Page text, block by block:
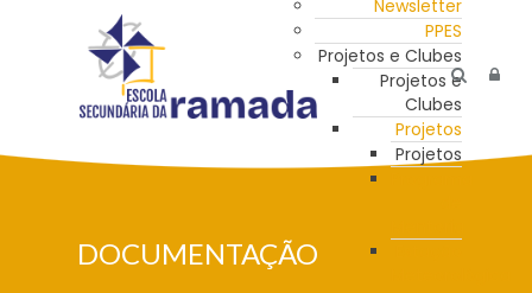
Newsletter
PPES
Projetos e Clubes
Projetos e
Clubes
Projetos
Projetos
DOCUMENTAÇÃO